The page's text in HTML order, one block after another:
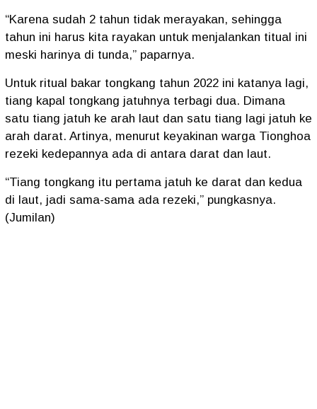
“Karena sudah 2 tahun tidak merayakan, sehingga
tahun ini harus kita rayakan untuk menjalankan titual ini
meski harinya di tunda,” paparnya.
Untuk ritual bakar tongkang tahun 2022 ini katanya lagi,
tiang kapal tongkang jatuhnya terbagi dua. Dimana
satu tiang jatuh ke arah laut dan satu tiang lagi jatuh ke
arah darat. Artinya, menurut keyakinan warga Tionghoa
rezeki kedepannya ada di antara darat dan laut.
“Tiang tongkang itu pertama jatuh ke darat dan kedua
di laut, jadi sama-sama ada rezeki,” pungkasnya.
(Jumilan)